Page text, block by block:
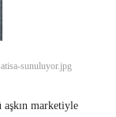
sunuluyor.jpg
marketiyle